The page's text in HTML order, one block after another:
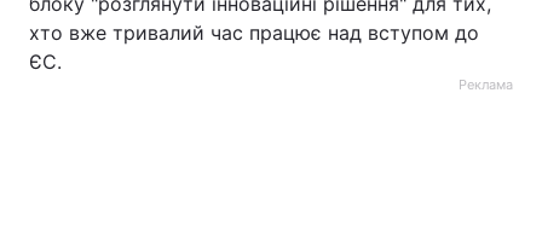
хто вже тривалий час працює над вступом до
ЄС.
Реклама